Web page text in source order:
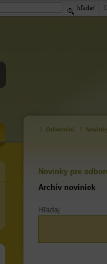
Odborníci
Novinky pre
Archív noviniek
Hľadaj
hľadať